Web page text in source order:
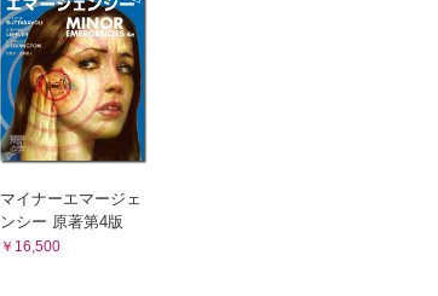
マイナーエマージェ
ンシー 原著第4版
￥16,500